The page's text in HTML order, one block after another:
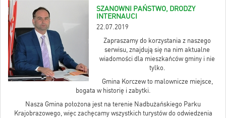
SZANOWNI PAŃSTWO, DRODZY
INTERNAUCI
22.07.2019
Zapraszamy do korzystania z naszego
serwisu, znajdują się na nim aktualne
wiadomości dla mieszkańców gminy i nie
tylko.
Gmina Korczew to malownicze miejsce,
bogata w historię i zabytki.
Nasza Gmina położona jest na terenie Nadbużańskiego Parku
Krajobrazowego, więc zachęcamy wszystkich turystów do odwiedzenia